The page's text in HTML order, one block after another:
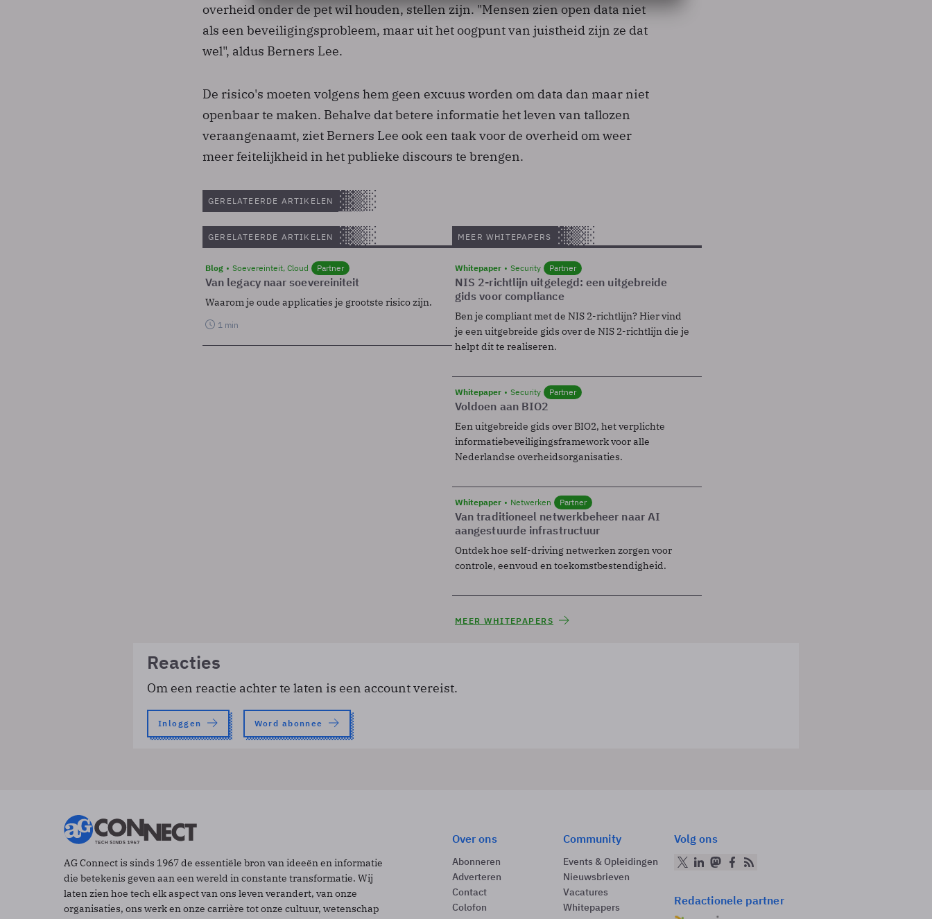
overheid onder de pet wil houden, stellen zijn. "Mensen zien open data niet
als een beveiligingsprobleem, maar uit het oogpunt van juistheid zijn ze dat
wel", aldus Berners Lee.
De risico's moeten volgens hem geen excuus worden om data dan maar niet
openbaar te maken. Behalve dat betere informatie het leven van tallozen
veraangenaamt, ziet Berners Lee ook een taak voor de overheid om weer
meer feitelijkheid in het publieke discours te brengen.
GERELATEERDE ARTIKELEN
GERELATEERDE ARTIKELEN
Blog Soevereinteit, Cloud Partner
Van legacy naar soevereiniteit
Waarom je oude applicaties je grootste risico zijn.
1 min
MEER WHITEPAPERS
Whitepaper Security Partner
NIS 2-richtlijn uitgelegd: een uitgebreide
gids voor compliance
Ben je compliant met de NIS 2-richtlijn? Hier vind
je een uitgebreide gids over de NIS 2-richtlijn die je
helpt dit te realiseren.
Whitepaper Security Partner
Voldoen aan BIO2
Een uitgebreide gids over BIO2, het verplichte
informatiebeveiligingsframework voor alle
Nederlandse overheidsorganisaties.
Whitepaper Netwerken Partner
Van traditioneel netwerkbeheer naar AI
aangestuurde infrastructuur
Ontdek hoe self-driving netwerken zorgen voor
controle, eenvoud en toekomstbestendigheid.
MEER WHITEPAPERS
Reacties
Om een reactie achter te laten is een account vereist.
Inloggen Word abonnee
AG Connect is sinds 1967 de essentiële bron van ideeën en informatie
die betekenis geven aan een wereld in constante transformatie. Wij
laten zien hoe tech elk aspect van ons leven verandert, van onze
organisaties, ons werk en onze carrière tot onze cultuur, wetenschap
Over ons
Abonneren
Adverteren
Contact
Colofon
Community
Events & Opleidingen
Nieuwsbrieven
Vacatures
Whitepapers
Volg ons
Redactionele partner